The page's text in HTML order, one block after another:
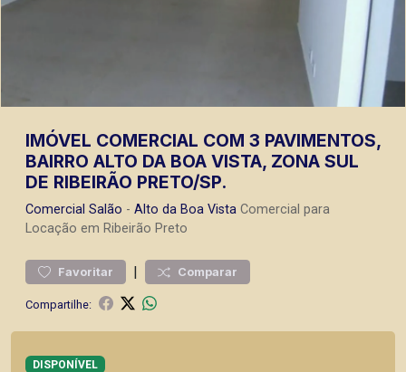
IMÓVEL COMERCIAL COM 3 PAVIMENTOS,
BAIRRO ALTO DA BOA VISTA, ZONA SUL
DE RIBEIRÃO PRETO/SP.
Comercial Salão - Alto da Boa Vista Comercial para
Locação em Ribeirão Preto
Favoritar | Comparar
Compartilhe:
DISPONÍVEL